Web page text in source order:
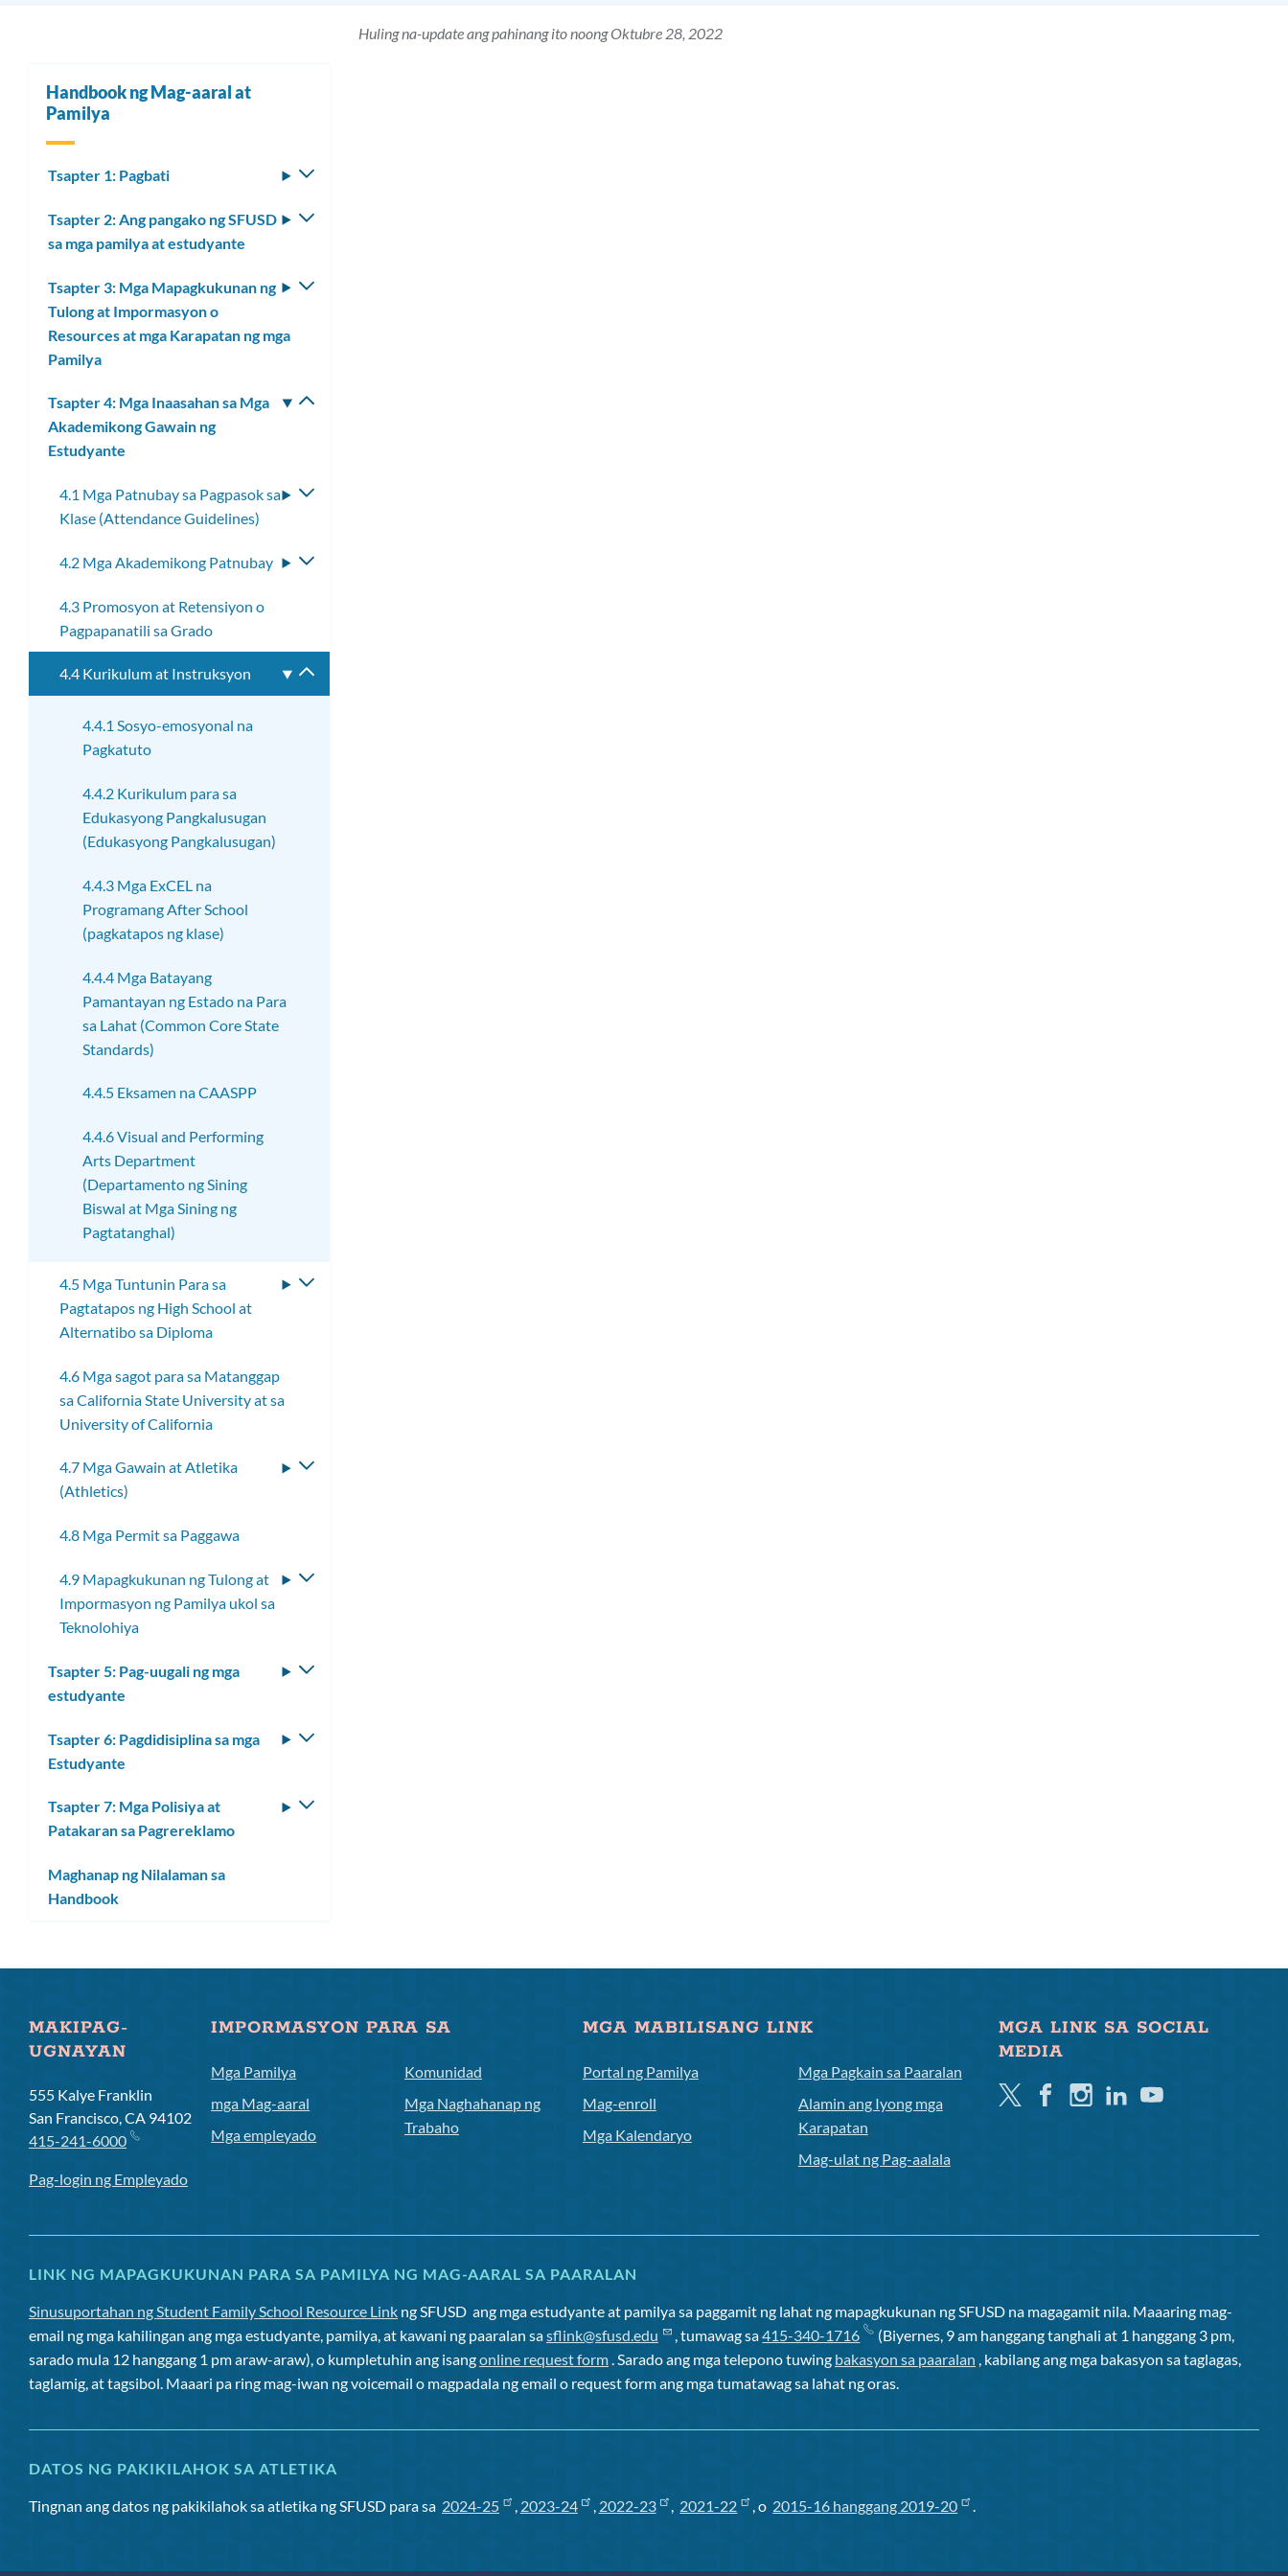
Huling na-update ang pahinang ito noong Oktubre 28, 2022
Handbook ng Mag-aaral at
Pamilya
Tsapter 1: Pagbati
I-
Tsapter 2: Ang pangako ng SFUSD
sa mga pamilya at estudyante
I-
Tsapter 3: Mga Mapagkukunan ng
Tulong at Impormasyon o
Resources at mga Karapatan ng mga
Pamilya
I-
Tsapter 4: Mga Inaasahan sa Mga
Akademikong Gawain ng
Estudyante
I-
4.1 Mga Patnubay sa Pagpasok sa
Klase (Attendance Guidelines)
I-
4.2 Mga Akademikong Patnubay
I-
4.3 Promosyon at Retensiyon o
Pagpapanatili sa Grado
4.4 Kurikulum at Instruksyon
I-
toggle
4.4.1 Sosyo-emosyonal na
Pagkatuto
4.4.2 Kurikulum para sa
Edukasyong Pangkalusugan
(Edukasyong Pangkalusugan)
4.4.3 Mga ExCEL na
Programang After School
(pagkatapos ng klase)
4.4.4 Mga Batayang
Pamantayan ng Estado na Para
sa Lahat (Common Core State
Standards)
4.4.5 Eksamen na CAASPP
4.4.6 Visual and Performing
Arts Department
(Departamento ng Sining
Biswal at Mga Sining ng
Pagtatanghal)
4.5 Mga Tuntunin Para sa
Pagtatapos ng High School at
Alternatibo sa Diploma
I-
4.6 Mga sagot para sa Matanggap
sa California State University at sa
University of California
4.7 Mga Gawain at Atletika
(Athletics)
I-
4.8 Mga Permit sa Paggawa
4.9 Mapagkukunan ng Tulong at
Impormasyon ng Pamilya ukol sa
Teknolohiya
I-
Tsapter 5: Pag-uugali ng mga
estudyante
I-
Tsapter 6: Pagdidisiplina sa mga
Estudyante
I-
Tsapter 7: Mga Polisiya at
Patakaran sa Pagrereklamo
I-
Maghanap ng Nilalaman sa
Handbook
MAKIPAG-
UGNAYAN
555 Kalye Franklin
San Francisco, CA 94102
415-241-6000
Pag-login ng Empleyado
IMPORMASYON PARA SA
Mga Pamilya
mga Mag-aaral
Mga empleyado
Komunidad
Mga Naghahanap ng
Trabaho
MGA MABILISANG LINK
Portal ng Pamilya
Mag-enroll
Mga Kalendaryo
Mga Pagkain sa Paaralan
Alamin ang Iyong mga
Karapatan
Mag-ulat ng Pag-aalala
MGA LINK SA SOCIAL
MEDIA
TwitterFacebookInstagramLinkedinYoutube
LINK NG MAPAGKUKUNAN PARA SA PAMILYA NG MAG-AARAL SA PAARALAN
Sinusuportahan ng Student Family School Resource Link ng SFUSD ang mga estudyante at pamilya sa paggamit ng lahat ng mapagkukunan ng SFUSD na magagamit nila. Maaaring mag-
email ng mga kahilingan ang mga estudyante, pamilya, at kawani ng paaralan sasflink@sfusd.edu , tumawag sa415-340-1716
(Biyernes, 9 am hanggang tanghali at 1 hanggang 3 pm,
sarado mula 12 hanggang 1 pm araw-araw), o kumpletuhin ang isangonline request form . Sarado ang mga telepono tuwing bakasyon sa paaralan , kabilang ang mga bakasyon sa taglagas,
taglamig, at tagsibol. Maaari pa ring mag-iwan ng voicemail o magpadala ng email o request form ang mga tumatawag sa lahat ng oras.
DATOS NG PAKIKILAHOK SA ATLETIKA
Tingnan ang datos ng pakikilahok sa atletika ng SFUSD para sa 2024-25 , 2023-24 , 2022-23 , 2021-22 , o 2015-16 hanggang 2019-20 .